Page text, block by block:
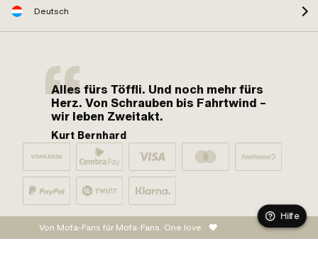
Deutsch
Alles fürs Töffli. Und noch mehr fürs
Herz. Von Schrauben bis Fahrtwind –
wir leben Zweitakt.
Kurt Bernhard
Von Mofa-Fans für Mofa-Fans. One love.
Hilfe